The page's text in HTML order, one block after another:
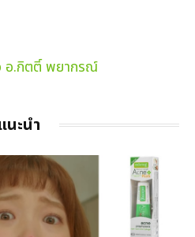
อ.กิตติ์ พยากรณ์
นะนำ